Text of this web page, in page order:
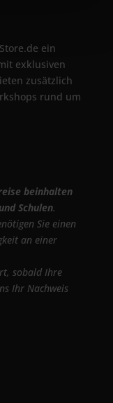
ein
exklusiven
zusätzlich
rund um
beinhalten
Schulen.
Sie einen
an einer
sobald Ihre
Ihr Nachweis